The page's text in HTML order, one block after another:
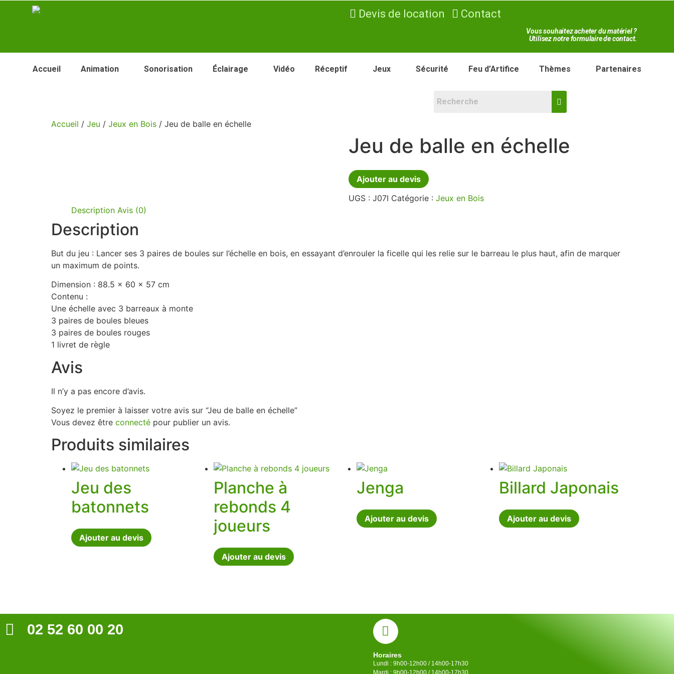
Devis de location Contact
Vous souhaitez acheter du matériel ?
Utilisez notre formulaire de contact.
Accueil Animation Sonorisation Éclairage Vidéo Réceptif Jeux Sécurité Feu d’Artifice Thèmes Partenaires
Accueil / Jeu / Jeux en Bois / Jeu de balle en échelle
Jeu de balle en échelle
Ajouter au devis
UGS : J07I Catégorie : Jeux en Bois
Description Avis (0)
Description
But du jeu : Lancer ses 3 paires de boules sur l’échelle en bois, en essayant d’enrouler la ficelle qui les relie sur le barreau le plus haut, afin de marquer
un maximum de points.
Dimension : 88.5 x 60 x 57 cm
Contenu :
Une échelle avec 3 barreaux à monte
3 paires de boules bleues
3 paires de boules rouges
1 livret de règle
Avis
Il n’y a pas encore d’avis.
Soyez le premier à laisser votre avis sur “Jeu de balle en échelle”
Vous devez être connecté pour publier un avis.
Produits similaires
Jeu des
batonnets
Ajouter au devis
Planche à
rebonds 4
joueurs
Ajouter au devis
Jenga
Ajouter au devis
Billard Japonais
Ajouter au devis
02 52 60 00 20
Horaires
Lundi : 9h00-12h00 / 14h00-17h30
Mardi : 9h00-12h00 / 14h00-17h30